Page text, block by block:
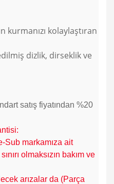
kurmanızı kolaylaştıran
dizlik, dirseklik ve
satış fiyatından %20
Sub markamıza ait
olmaksızın bakım ve
arızalar da (Parça